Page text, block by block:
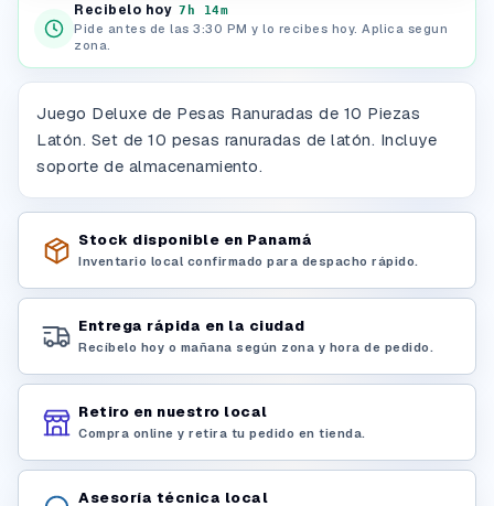
Recibelo hoy 7h 14m
Pide antes de las 3:30 PM y lo recibes hoy. Aplica segun
zona.
Juego Deluxe de Pesas Ranuradas de 10 Piezas
Latón. Set de 10 pesas ranuradas de latón. Incluye
soporte de almacenamiento.
Stock disponible en Panamá
Inventario local confirmado para despacho rápido.
Entrega rápida en la ciudad
Recíbelo hoy o mañana según zona y hora de pedido.
Retiro en nuestro local
Compra online y retira tu pedido en tienda.
Asesoría técnica local